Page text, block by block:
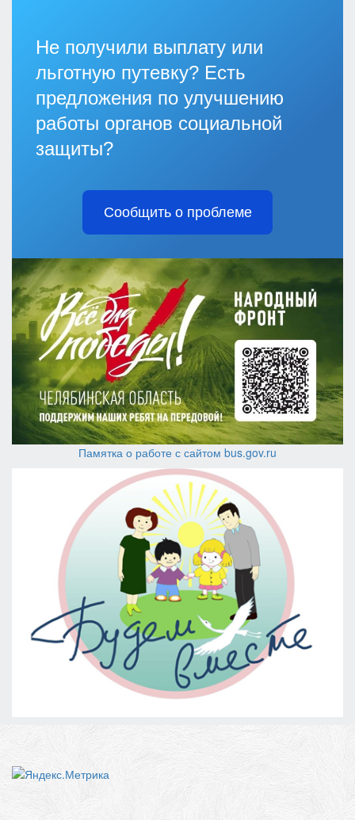
Не получили выплату или
льготную путевку? Есть
предложения по улучшению
работы органов социальной
защиты?
Сообщить о проблеме
Памятка о работе с сайтом bus.gov.ru